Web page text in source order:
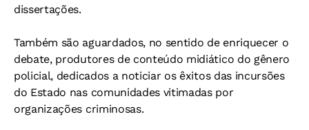
dissertações.
Também são aguardados, no sentido de enriquecer o
debate, produtores de conteúdo midiático do gênero
policial, dedicados a noticiar os êxitos das incursões
do Estado nas comunidades vitimadas por
organizações criminosas.